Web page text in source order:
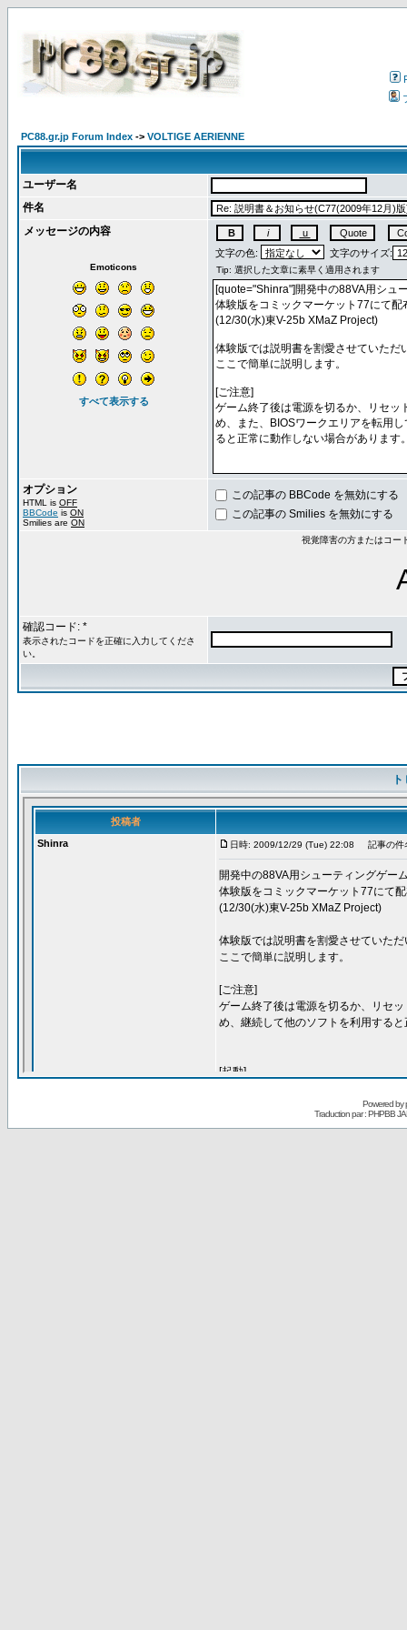
PC88.gr.jp Forum Index -> VOLTIGE AERIENNE
ユーザー名
件名
メッセージの内容
Emoticons
すべて表示する
文字の色: 文字のサイズ:
オプション
HTML is OFF
BBCode is ON
Smilies are ON
この記事の BBCode を無効にする
この記事の Smilies を無効にする
視覚障害の方またはコー
確認コード: *
表示されたコードを正確に入力してくださ
い。
Powered by
Traduction par : PHPBB